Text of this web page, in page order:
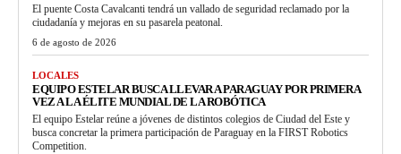
El puente Costa Cavalcanti tendrá un vallado de seguridad reclamado por la
ciudadanía y mejoras en su pasarela peatonal.
6 de agosto de 2026
LOCALES
EQUIPO ESTELAR BUSCA LLEVAR A PARAGUAY POR PRIMERA
VEZ A LA ÉLITE MUNDIAL DE LA ROBÓTICA
El equipo Estelar reúne a jóvenes de distintos colegios de Ciudad del Este y
busca concretar la primera participación de Paraguay en la FIRST Robotics
Competition.